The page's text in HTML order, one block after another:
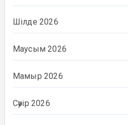
Шілде 2026
Маусым 2026
Мамыр 2026
Сәуір 2026